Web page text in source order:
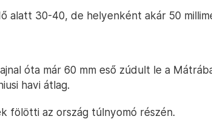
alatt 30-40, de helyenként akár 50
óta már 60 mm eső zúdult le a
havi átlag.
fölötti az ország túlnyomó részén.